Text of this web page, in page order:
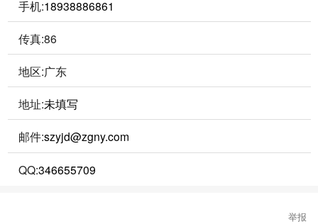
手机:18938886861
传真:86
地区:广东
地址:未填写
邮件:szyjd@zgny.com
QQ:346655709
举报